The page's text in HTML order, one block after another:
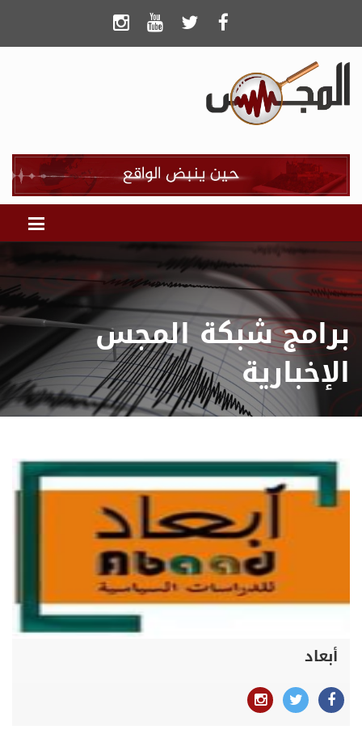
برامج شبكة المجس
الإخبارية
أبعاد